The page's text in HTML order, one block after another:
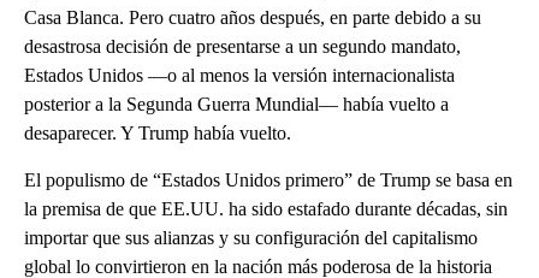
Casa Blanca. Pero cuatro años después, en parte debido a su
desastrosa decisión de presentarse a un segundo mandato,
Estados Unidos —o al menos la versión internacionalista
posterior a la Segunda Guerra Mundial— había vuelto a
desaparecer. Y Trump había vuelto.
El populismo de “Estados Unidos primero” de Trump se basa en
la premisa de que EE.UU. ha sido estafado durante décadas, sin
importar que sus alianzas y su configuración del capitalismo
global lo convirtieron en la nación más poderosa de la historia